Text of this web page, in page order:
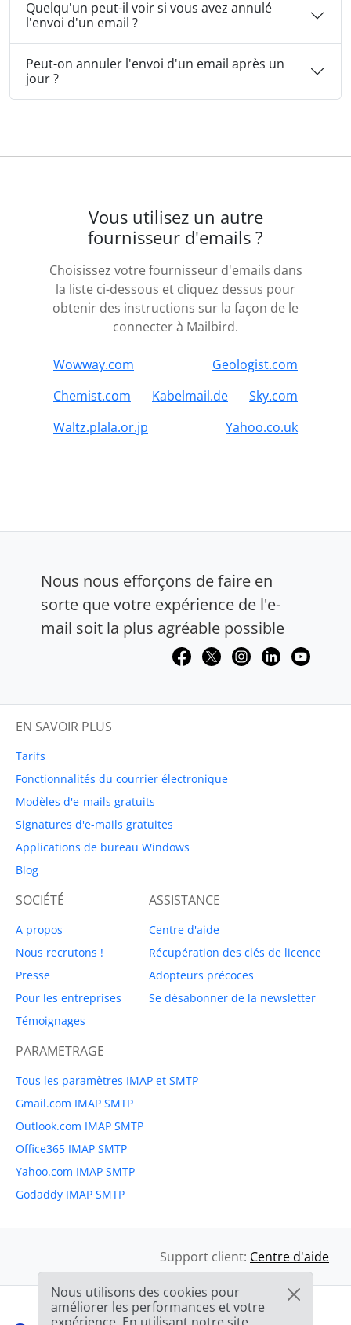
Quelqu'un peut-il voir si vous avez annulé
l'envoi d'un email ?
Peut-on annuler l'envoi d'un email après un
jour ?
Vous utilisez un autre
fournisseur d'emails ?
Choisissez votre fournisseur d'emails dans
la liste ci-dessous et cliquez dessus pour
obtenir des instructions sur la façon de le
connecter à Mailbird.
Wowway.com
Geologist.com
Chemist.com
Kabelmail.de
Sky.com
Waltz.plala.or.jp
Yahoo.co.uk
Nous nous efforçons de faire en
sorte que votre expérience de l'e-
mail soit la plus agréable possible
EN SAVOIR PLUS
Tarifs
Fonctionnalités du courrier électronique
Modèles d'e-mails gratuits
Signatures d'e-mails gratuites
Applications de bureau Windows
Blog
SOCIÉTÉ
A propos
Nous recrutons !
Presse
Pour les entreprises
Témoignages
ASSISTANCE
Centre d'aide
Récupération des clés de licence
Adopteurs précoces
Se désabonner de la newsletter
PARAMETRAGE
Tous les paramètres IMAP et SMTP
Gmail.com IMAP SMTP
Outlook.com IMAP SMTP
Office365 IMAP SMTP
Yahoo.com IMAP SMTP
Godaddy IMAP SMTP
Support client: Centre d'aide
Nous utilisons des cookies pour
améliorer les performances et votre